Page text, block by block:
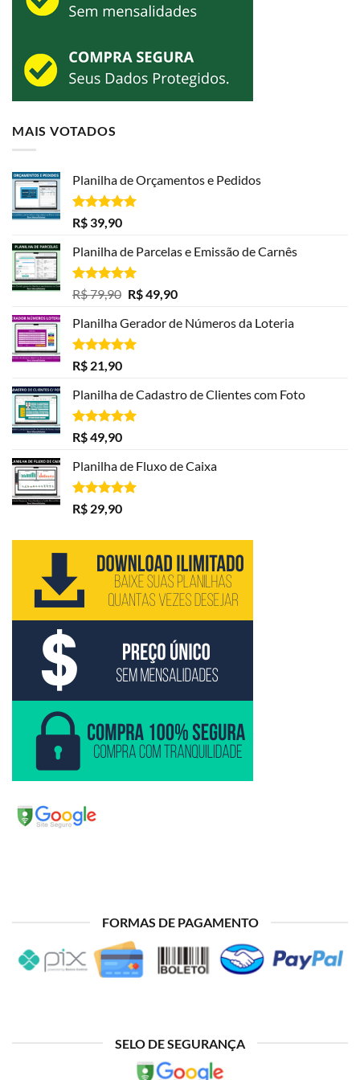
MAIS VOTADOS
Planilha de Orçamentos e Pedidos
Avaliação
5.00
de 5
R$ 39,90
Planilha de Parcelas e Emissão de Carnês
Avaliação
5.00
de 5
R$79,90 O
original
era:
R$49,90O
atual
Planilha Gerador de Números da Loteria
Avaliação
5.00
de 5
R$ 21,90
Planilha de Cadastro de Clientes com Foto
Avaliação
5.00
de 5
R$49,90
Planilha de Fluxo de Caixa
Avaliação
5.00
de 5
R$ 29,90
FORMAS DE PAGAMENTO
SELO DE SEGURANÇA